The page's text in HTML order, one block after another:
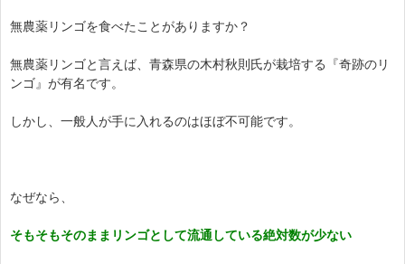
無農薬リンゴを食べたことがありますか？
無農薬リンゴと言えば、青森県の木村秋則氏が栽培する『奇跡のリ
ンゴ』が有名です。
しかし、一般人が手に入れるのはほぼ不可能です。
なぜなら、
そもそもそのままリンゴとして流通している絶対数が少ない